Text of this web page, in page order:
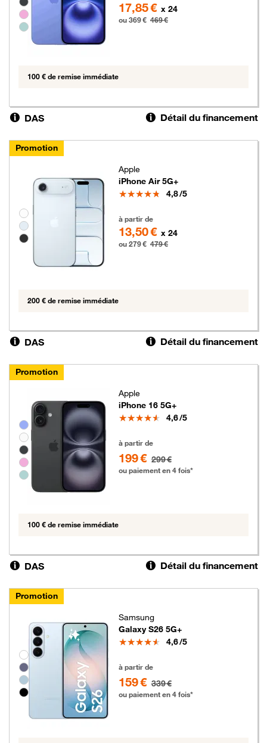
17,85 € x 24
ou 369 € 469 €
100 € de remise immédiate
DAS Détail du financement
Promotion
Groupe de couleurs disponibles non sélectionnables
Apple
iPhone Air 5G+
Note
4,8/5
à partir de
13,50 € x 24
ou 279 € 479 €
200 € de remise immédiate
DAS Détail du financement
Promotion
Groupe de couleurs disponibles non sélectionnables
Apple
iPhone 16 5G+
Note
4,6/5
à partir de
199 € 299 €
ou paiement en 4 fois*
100 € de remise immédiate
DAS Détail du financement
Promotion
Groupe de couleurs disponibles non sélectionnables
Samsung
Galaxy S26 5G+
Note
4,6/5
à partir de
159 € 339 €
ou paiement en 4 fois*